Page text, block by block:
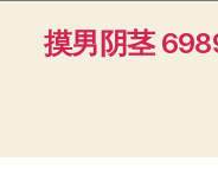
摸男阴茎